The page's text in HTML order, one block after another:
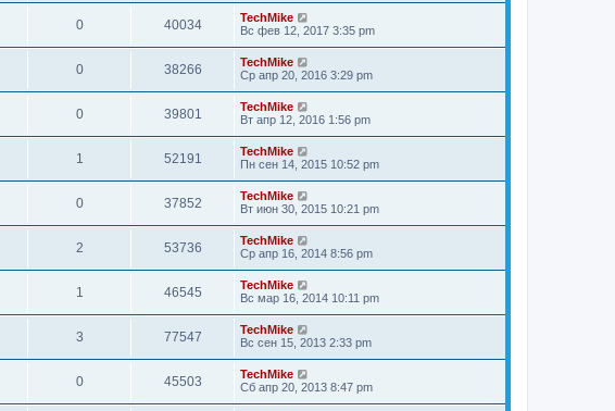
0 40034
TechMike
Вс фев 12, 2017 3:35 pm
0 38266
TechMike
Ср апр 20, 2016 3:29 pm
0 39801
TechMike
Вт апр 12, 2016 1:56 pm
1 52191
TechMike
Пн сен 14, 2015 10:52 pm
0 37852
TechMike
Вт июн 30, 2015 10:21 pm
2 53736
TechMike
Ср апр 16, 2014 8:56 pm
1 46545
TechMike
Вс мар 16, 2014 10:11 pm
3 77547
TechMike
Вс сен 15, 2013 2:33 pm
0 45503
TechMike
Сб апр 20, 2013 8:47 pm